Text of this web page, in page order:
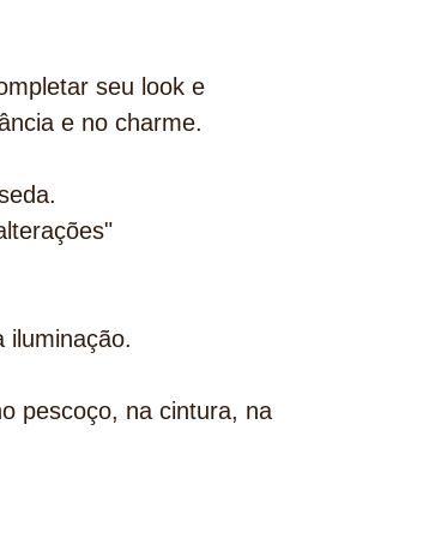
seu look e
e no charme.
iluminação.
pescoço, na cintura, na